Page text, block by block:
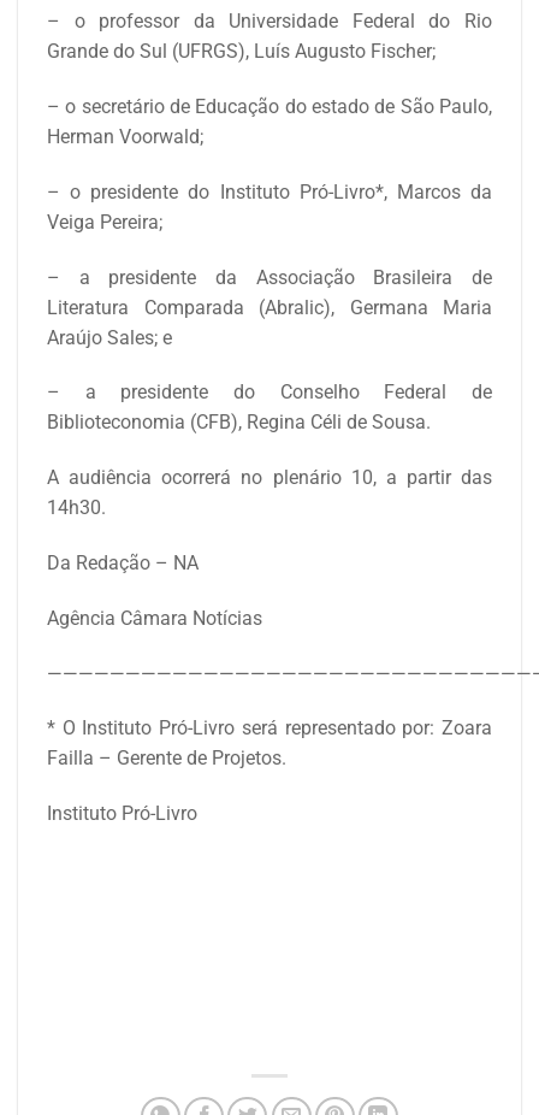
– o professor da Universidade Federal do Rio
Grande do Sul (UFRGS), Luís Augusto Fischer;
– o secretário de Educação do estado de São Paulo,
Herman Voorwald;
– o presidente do Instituto Pró-Livro*, Marcos da
Veiga Pereira;
– a presidente da Associação Brasileira de
Literatura Comparada (Abralic), Germana Maria
Araújo Sales; e
– a presidente do Conselho Federal de
Biblioteconomia (CFB), Regina Céli de Sousa.
A audiência ocorrerá no plenário 10, a partir das
14h30.
Da Redação – NA
Agência Câmara Notícias
* O Instituto Pró-Livro será representado por: Zoara
Failla – Gerente de Projetos.
Instituto Pró-Livro